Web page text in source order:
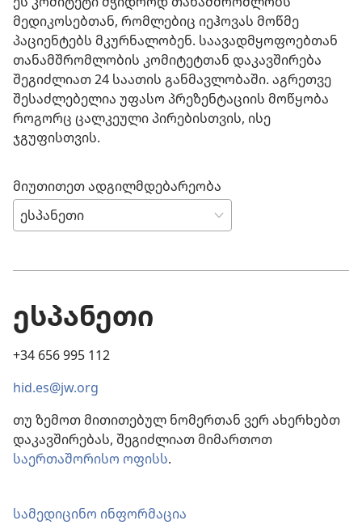
მედიკოსებთან, რომლებიც იეჰოვას მოწმე
პაციენტებს მკურნალობენ. საავადმყოფოებთან
თანამშრომლობის კომიტეტთან დაკავშირება
შეგიძლიათ 24 საათის განმავლობაში. აგრეთვე
შესაძლებელია უფასო პრეზენტაციის მოწყობა
როგორც ცალკეული პირებისთვის, ისე
ჯგუფისთვის.
მიუთითეთ ადგილმდებარეობა
ესპანეთი
+34 656 995 112
hid.es@jw.org
თუ ზემოთ მითითებულ ნომერთან ვერ ახერხებთ
დაკავშირებას, შეგიძლიათ მიმართოთ
საერთაშორისო ოფისს.
სამედიცინო ინფორმაცია